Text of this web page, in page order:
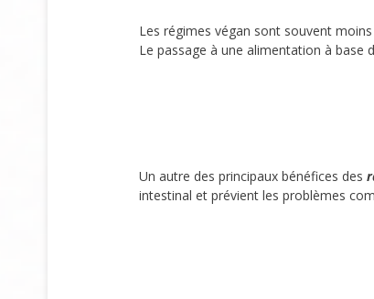
Les régimes végan sont souvent
Le passage à une alimentation à base
Un autre des principaux bénéfices des
intestinal et prévient les problèmes